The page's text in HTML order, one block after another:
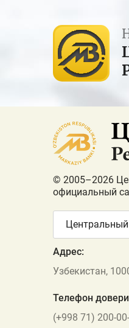
© 2005–2026
официальный
Адрес:
Узбекистан,
Телефон
(+998 71) 200-